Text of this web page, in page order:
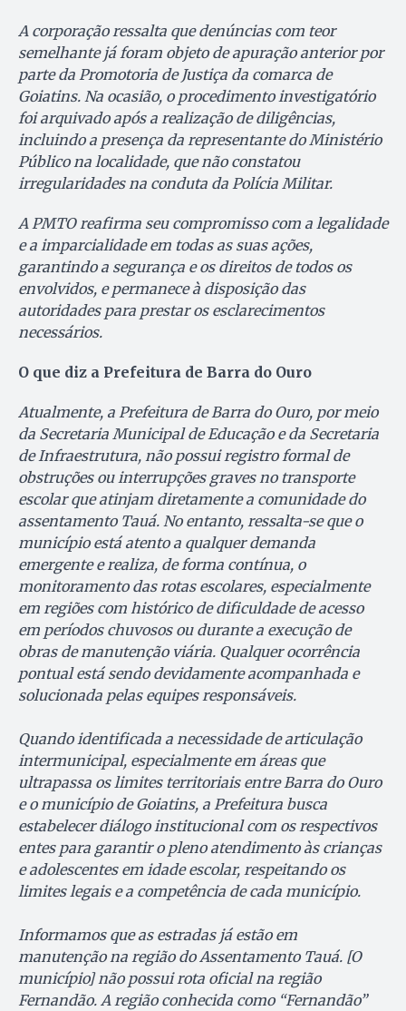
A corporação ressalta que denúncias com teor
semelhante já foram objeto de apuração anterior por
parte da Promotoria de Justiça da comarca de
Goiatins. Na ocasião, o procedimento investigatório
foi arquivado após a realização de diligências,
incluindo a presença da representante do Ministério
Público na localidade, que não constatou
irregularidades na conduta da Polícia Militar.
A PMTO reafirma seu compromisso com a legalidade
e a imparcialidade em todas as suas ações,
garantindo a segurança e os direitos de todos os
envolvidos, e permanece à disposição das
autoridades para prestar os esclarecimentos
necessários.
O que diz a Prefeitura de Barra do Ouro
Atualmente, a Prefeitura de Barra do Ouro, por meio
da Secretaria Municipal de Educação e da Secretaria
de Infraestrutura, não possui registro formal de
obstruções ou interrupções graves no transporte
escolar que atinjam diretamente a comunidade do
assentamento Tauá. No entanto, ressalta-se que o
município está atento a qualquer demanda
emergente e realiza, de forma contínua, o
monitoramento das rotas escolares, especialmente
em regiões com histórico de dificuldade de acesso
em períodos chuvosos ou durante a execução de
obras de manutenção viária. Qualquer ocorrência
pontual está sendo devidamente acompanhada e
solucionada pelas equipes responsáveis.
Quando identificada a necessidade de articulação
intermunicipal, especialmente em áreas que
ultrapassa os limites territoriais entre Barra do Ouro
e o município de Goiatins, a Prefeitura busca
estabelecer diálogo institucional com os respectivos
entes para garantir o pleno atendimento às crianças
e adolescentes em idade escolar, respeitando os
limites legais e a competência de cada município.
Informamos que as estradas já estão em
manutenção na região do Assentamento Tauá. [O
município] não possui rota oficial na região
Fernandão. A região conhecida como “Fernandão”